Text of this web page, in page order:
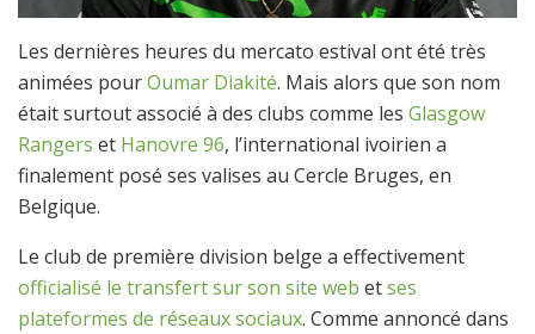
Les dernières heures du mercato estival ont été très
animées pourOumar Diakité. Mais alors que son nom
était surtout associé à des clubs comme les Glasgow
Rangers et Hanovre 96, l’international ivoirien a
finalement posé ses valises au Cercle Bruges, en
Belgique.
Le club de première division belge a effectivement
officialisé le transfert sur son site web etses
plateformes de réseaux sociaux. Comme annoncé dans